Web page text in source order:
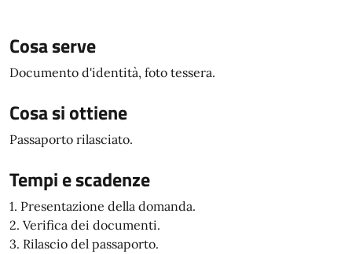
Cosa serve
Documento d'identità, foto tessera.
Cosa si ottiene
Passaporto rilasciato.
Tempi e scadenze
1. Presentazione della domanda.
2. Verifica dei documenti.
3. Rilascio del passaporto.